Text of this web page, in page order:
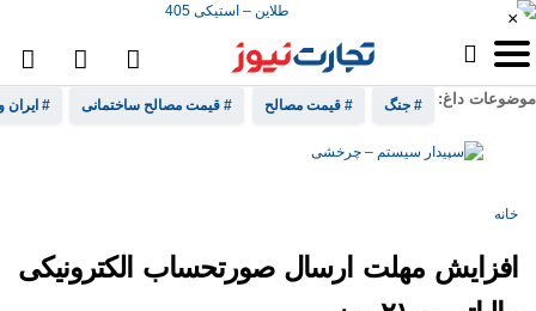
موضوعات داغ: # جنگ # قیمت مصالح # قیمت مصالح ساختمانی # ایران
×
خانه
افزایش مهلت ارسال صورتحساب الکترونیکی